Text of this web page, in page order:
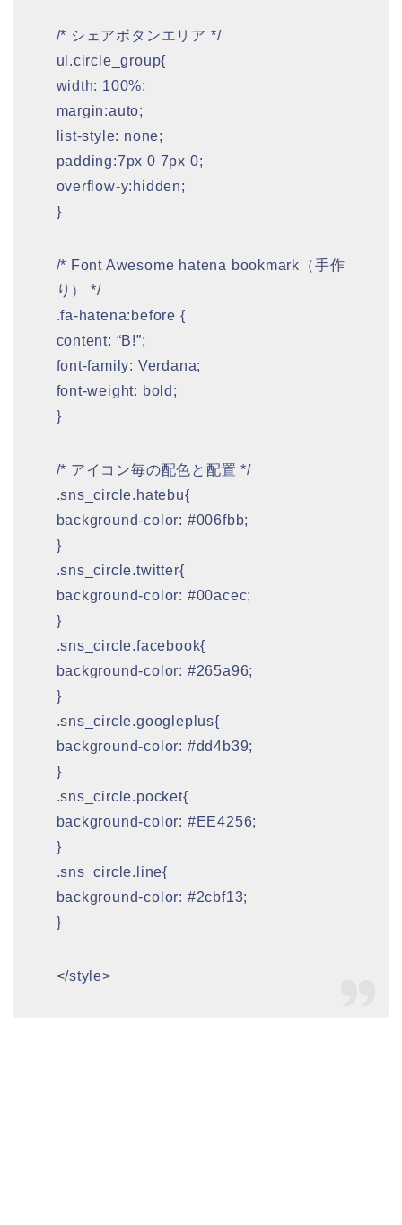
/* シェアボタンエリア */
ul.circle_group{
width: 100%;
margin:auto;
list-style: none;
padding:7px 0 7px 0;
overflow-y:hidden;
}
/* Font Awesome hatena bookmark（手作
り） */
.fa-hatena:before {
content: “B!”;
font-family: Verdana;
font-weight: bold;
}
/* アイコン毎の配色と配置 */
.sns_circle.hatebu{
background-color: #006fbb;
}
.sns_circle.twitter{
background-color: #00acec;
}
.sns_circle.facebook{
background-color: #265a96;
}
.sns_circle.googleplus{
background-color: #dd4b39;
}
.sns_circle.pocket{
background-color: #EE4256;
}
.sns_circle.line{
background-color: #2cbf13;
}
</style>